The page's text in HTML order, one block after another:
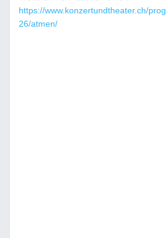
https://www.konzertundtheater.ch/
26/atmen/